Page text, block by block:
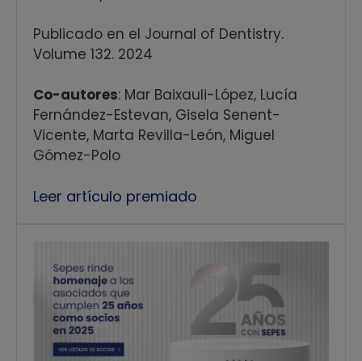
Publicado en el Journal of Dentistry.
Volume 132. 2024
Co-autores: Mar Baixauli-López, Lucía
Fernández-Estevan, Gisela Senent-
Vicente, Marta Revilla-León, Miguel
Gómez-Polo
Leer artículo premiado